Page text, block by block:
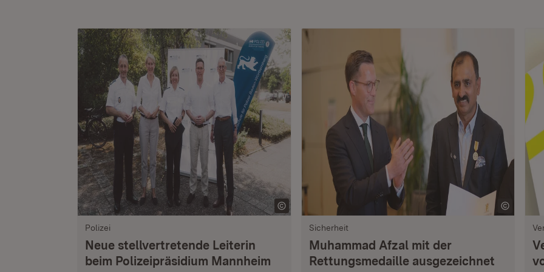
Polizei
Neue stellvertretende Leiterin
beim Polizeipräsidium Mannheim
Sicherheit
Muhammad Afzal mit der
Rettungsmedaille ausgezeichnet